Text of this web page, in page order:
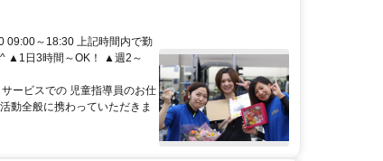
09:00～18:30 上記時間内で勤
▲1日3時間～OK！ ▲週2～
ービスでの 児童指導員のお仕
動全般に携わっていただきま